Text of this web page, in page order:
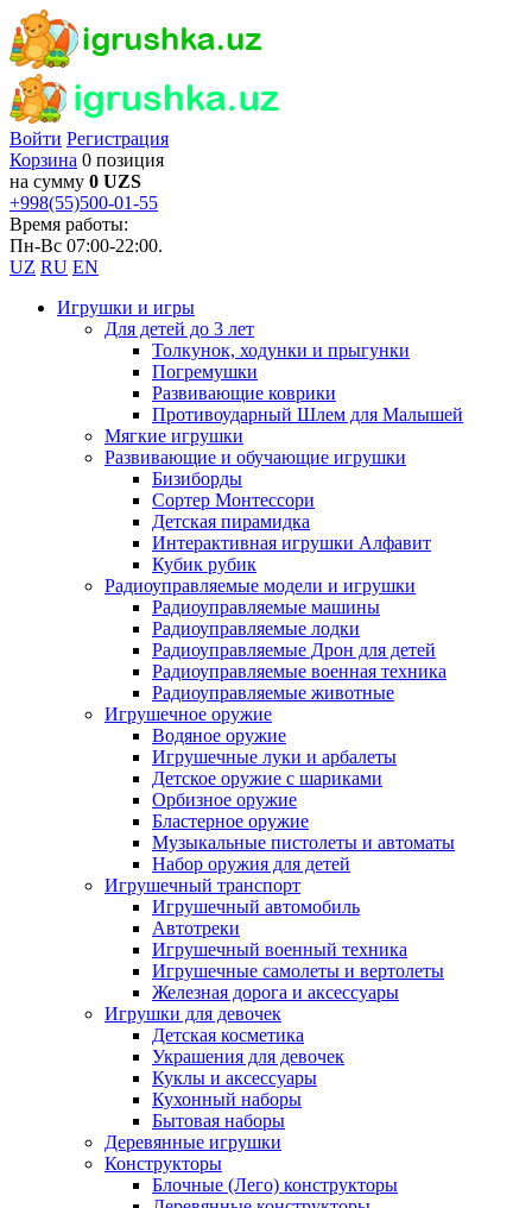
Войти Регистрация
Корзина 0 позиция
на сумму 0 UZS
+998(55)500-01-55
Время работы:
Пн-Вс 07:00-22:00.
UZ RU EN
Игрушки и игры
Для детей до 3 лет
Толкунок, ходунки и прыгунки
Погремушки
Развивающие коврики
Противоударный Шлем для Малышей
Мягкие игрушки
Развивающие и обучающие игрушки
Бизиборды
Сортер Монтессори
Детская пирамидка
Интерактивная игрушки Алфавит
Кубик рубик
Радиоуправляемые модели и игрушки
Радиоуправляемые машины
Радиоуправляемые лодки
Радиоуправляемые Дрон для детей
Радиоуправляемые военная техника
Радиоуправляемые животные
Игрушечное оружие
Водяное оружие
Игрушечные луки и арбалеты
Детское оружие с шариками
Орбизное оружие
Бластерное оружие
Музыкальные пистолеты и автоматы
Набор оружия для детей
Игрушечный транспорт
Игрушечный автомобиль
Aвтотреки
Игрушечный военный техника
Игрушечные самолеты и вертолеты
Железная дорога и аксессуары
Игрушки для девочек
Детская косметика
Украшения для девочек
Куклы и аксессуары
Кухонный наборы
Бытовая наборы
Деревянные игрушки
Конструкторы
Блочные (Лего) конструкторы